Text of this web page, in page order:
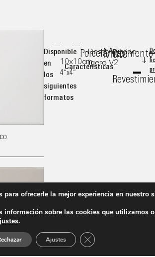
Disponible
en
los
siguientes
formatos
10x10cm
4”x4”
Características
Porcelánico
Destonificado
ligero V2
Mate
Pavimento
para ofrecerle la mejor experiencia en nuestro
información sobre las cookies que utilizamos o
.
Ajustes Cerrar el banner de